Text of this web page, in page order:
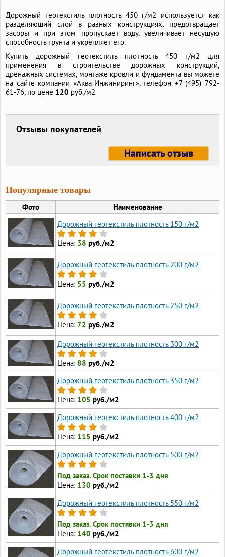
Дорожный геотекстиль плотность 450 г/м2 используется как
разделяющий слой в разных конструкциях, предотвращает
засоры и при этом пропускает воду, увеличивает несущую
способность грунта и укрепляет его.
Купить дорожный геотекстиль плотность 450 г/м2 для
применения в строительстве дорожных конструкций,
дренажных системах, монтаже кровли и фундамента вы можете
на сайте компании «Аква‑Инжиниринг», телефон +7 (495) 792-
61-76, по цене 120 руб./м2
Отзывы покупателей
Написать отзыв
Популярные товары
Фото
Наименование
Дорожный геотекстиль плотность 150 г/м2
Цена: 38 руб./м2
Дорожный геотекстиль плотность 200 г/м2
Цена: 55 руб./м2
Дорожный геотекстиль плотность 250 г/м2
Цена: 72 руб./м2
Дорожный геотекстиль плотность 300 г/м2
Цена: 88 руб./м2
Дорожный геотекстиль плотность 350 г/м2
Цена: 105 руб./м2
Дорожный геотекстиль плотность 400 г/м2
Цена: 115 руб./м2
Дорожный геотекстиль плотность 500 г/м2
Под заказ. Срок поставки 1-3 дня
Цена: 130 руб./м2
Дорожный геотекстиль плотность 550 г/м2
Под заказ. Срок поставки 1-3 дня
Цена: 140 руб./м2
Дорожный геотекстиль плотность 600 г/м2